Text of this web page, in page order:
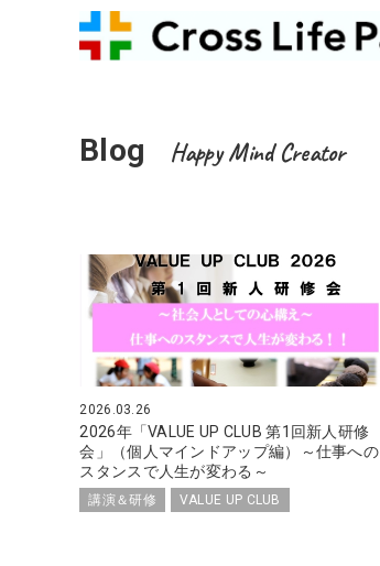
Blog Happy Mind Creator
2026.03.26
2026年「VALUE UP CLUB 第1回新人研修
会」（個人マインドアップ編）～仕事への
スタンスで人生が変わる～
講演＆研修 VALUE UP CLUB